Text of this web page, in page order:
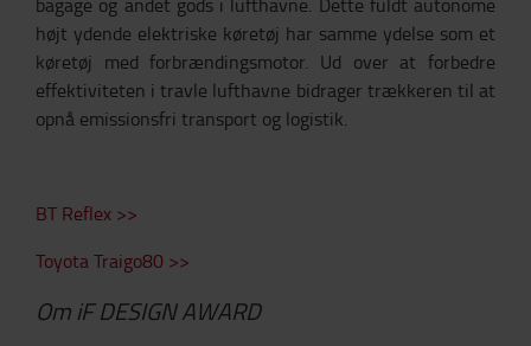
højt ydende elektriske køretøj har samme ydelse som et
køretøj med forbrændingsmotor. Ud over at forbedre
effektiviteten i travle lufthavne bidrager trækkeren til at
opnå emissionsfri transport og logistik.
BT Reflex >>
Toyota Traigo80 >>
Om iF DESIGN AWARD